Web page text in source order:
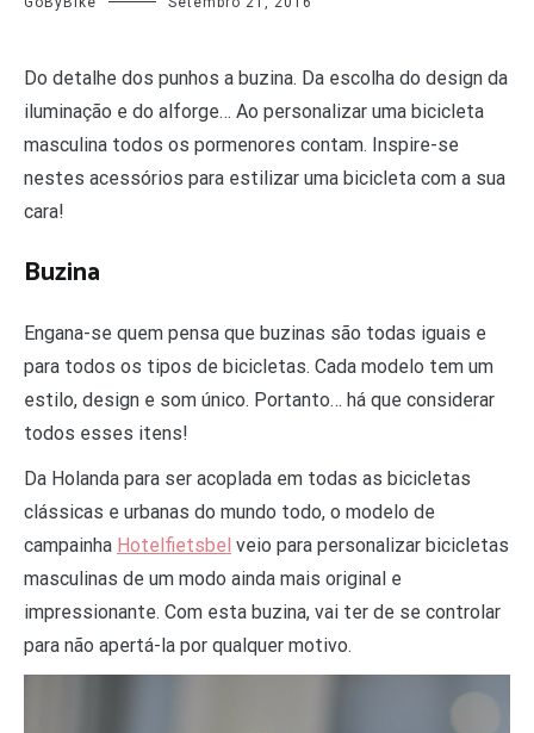
Do detalhe dos punhos a buzina. Da escolha do design da
iluminação e do alforge… Ao personalizar uma bicicleta
masculina todos os pormenores contam. Inspire-se
nestes acessórios para estilizar uma bicicleta com a sua
cara!
Buzina
Engana-se quem pensa que buzinas são todas iguais e
para todos os tipos de bicicletas. Cada modelo tem um
estilo, design e som único. Portanto… há que considerar
todos esses itens!
Da Holanda para ser acoplada em todas as bicicletas
clássicas e urbanas do mundo todo, o modelo de
campainha Hotelfietsbel veio para personalizar bicicletas
masculinas de um modo ainda mais original e
impressionante. Com esta buzina, vai ter de se controlar
para não apertá-la por qualquer motivo.